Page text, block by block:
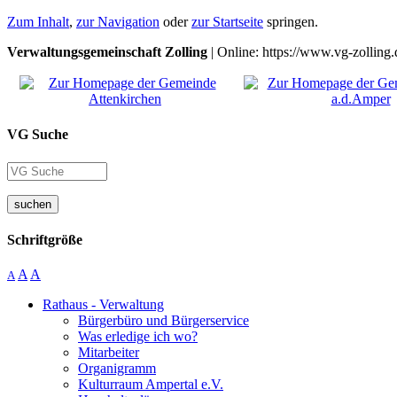
Zum Inhalt, zur Navigation oderzur Startseite springen.
Verwaltungsgemeinschaft Zolling | Online: https://www.vg-
VG Suche
suchen
Schriftgröße
A A A
Rathaus - Verwaltung
Bürgerbüro und Bürgerservice
Was erledige ich wo?
Mitarbeiter
Organigramm
Kulturraum Ampertal e.V.